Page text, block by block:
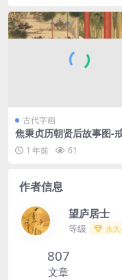
古代字画
焦秉贞历朝贤后故事图-
族 1 年前 61
作者信息
望庐居士
等级 永
807
文章